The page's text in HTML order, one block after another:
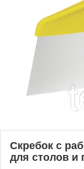
Скребок с
для столов и